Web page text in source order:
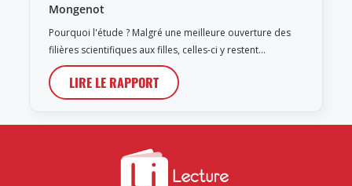
Mongenot
Pourquoi l'étude ? Malgré une meilleure ouverture des
filières scientifiques aux filles, celles-ci y restent…
LIRE LE RAPPORT